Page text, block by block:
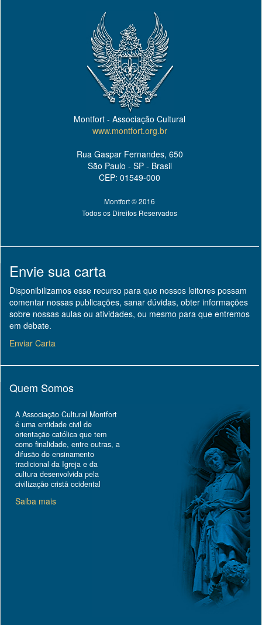
Montfort - Associação Cultural
www.montfort.org.br
Rua Gaspar Fernandes, 650
São Paulo - SP - Brasil
CEP: 01549-000
Montfort © 2016
Todos os Direitos Reservados
Envie sua carta
Disponibilizamos esse recurso para que nossos leitores possam
comentar nossas publicações, sanar dúvidas, obter informações
sobre nossas aulas ou atividades, ou mesmo para que entremos
em debate.
Enviar Carta
Quem Somos
A Associação Cultural Montfort
é uma entidade civil de
orientação católica que tem
como finalidade, entre outras, a
difusão do ensinamento
tradicional da Igreja e da
cultura desenvolvida pela
civilização cristã ocidental
Saiba mais